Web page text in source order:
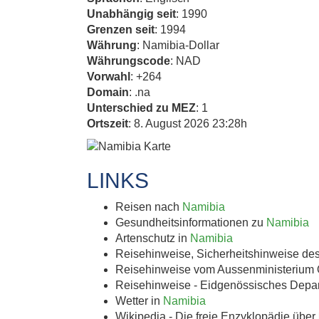
Grenz- und
Unabhängig seit: 1990
Grenzen seit: 1994
Währung: Namibia-Dollar
Währungscode: NAD
Vorwahl : +264
Domain: .na
Unterschied zu MEZ: 1
Ortszeit: 8. August 2026 23:28h
LINKS
Reisen nach Namibia
Gesundheitsinformationen zu Namibia
Artenschutz in Namibia
Reisehinweise, Sicherheitshinweise
Reisehinweise vom Aussenministerium
Reisehinweise - Eidgenössisches
Wetter in Namibia
Wikipedia - Die freie Enzyklopädie über